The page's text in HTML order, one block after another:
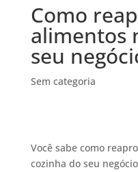
Como
alimentos
seu
Sem categoria
Você sabe como
cozinha do seu